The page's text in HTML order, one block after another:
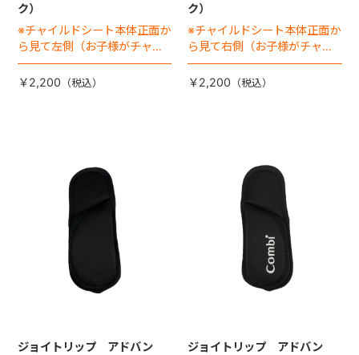
ク）
※チャイルドシート本体正面か
ら見て左側（お子様がチャイ
ルドシートに座った状態で右
手側となります）
￥2,200
ク）
※チャイルドシート本体正面か
ら見て右側（お子様がチャイ
ルドシートに座った状態で左
手側となります）
￥2,200
ジョイトリップ アドバン
ジョイトリップ アドバン